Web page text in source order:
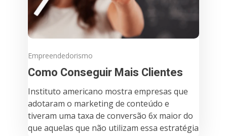
Empreendedorismo
Como Conseguir Mais Clientes
Instituto americano mostra empresas que
adotaram o marketing de conteúdo e
tiveram uma taxa de conversão 6x maior do
que aquelas que não utilizam essa estratégia